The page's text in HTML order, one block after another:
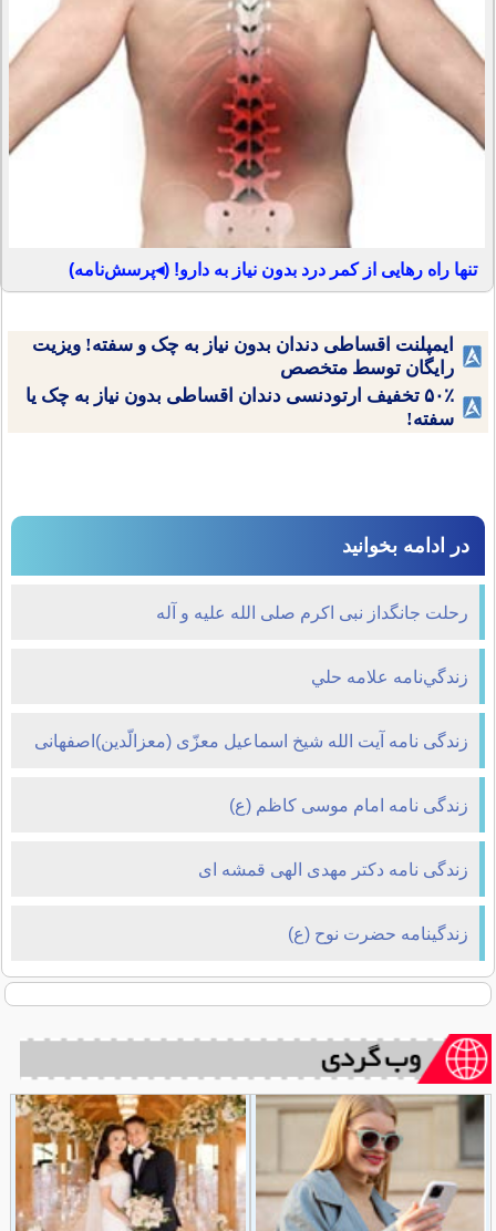
تنها راه رهایی از کمر درد بدون نیاز به دارو! (◂پرسش‌نامه)
ایمپلنت اقساطی دندان بدون نیاز به چک و سفته! ویزیت
رایگان توسط متخصص
۵۰٪ تخفیف ارتودنسی دندان اقساطی بدون نیاز به چک یا
سفته!
در ادامه بخوانید
رحلت جانگداز نبی اکرم صلی الله علیه و آله
زندگي‌نامه علامه حلي
زندگی نامه آیت الله شیخ اسماعیل معزّی (معزالّدین)اصفهانی
زندگی نامه امام موسی کاظم (ع)
زندگی نامه دکتر مهدی الهی قمشه ای
زندگینامه حضرت نوح (ع)